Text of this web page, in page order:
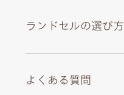
ランドセルの選び方
よくある質問